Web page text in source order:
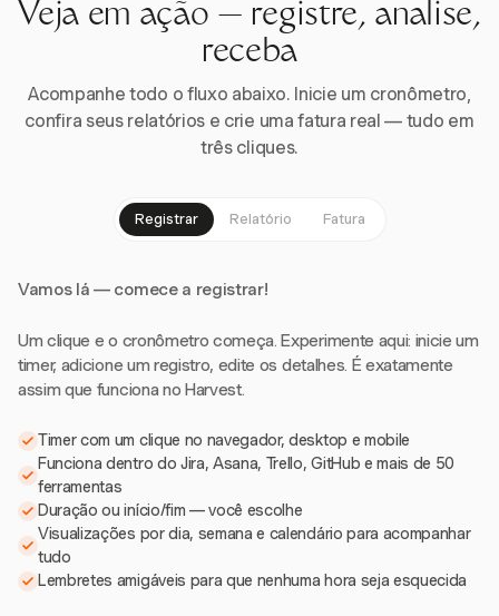
Veja em ação — registre, analise,
receba
Acompanhe todo o fluxo abaixo. Inicie um cronômetro,
confira seus relatórios e crie uma fatura real — tudo em
três cliques.
Registrar Relatório Fatura
Vamos lá — comece a registrar!
Um clique e o cronômetro começa. Experimente aqui: inicie um
timer, adicione um registro, edite os detalhes. É exatamente
assim que funciona no Harvest.
Timer com um clique no navegador, desktop e mobile
Funciona dentro do Jira, Asana, Trello, GitHub e mais de 50
ferramentas
Duração ou início/fim — você escolhe
Visualizações por dia, semana e calendário para acompanhar
tudo
Lembretes amigáveis para que nenhuma hora seja esquecida